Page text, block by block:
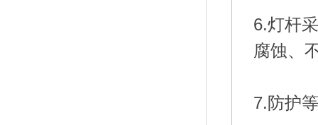
6.灯杆
腐蚀、
7.防护